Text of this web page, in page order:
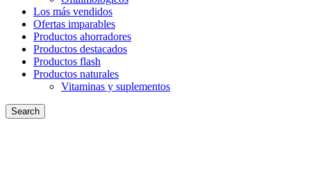
Los más vendidos
Ofertas imparables
Productos ahorradores
Productos destacados
Productos flash
Productos naturales
Vitaminas y suplementos
Search